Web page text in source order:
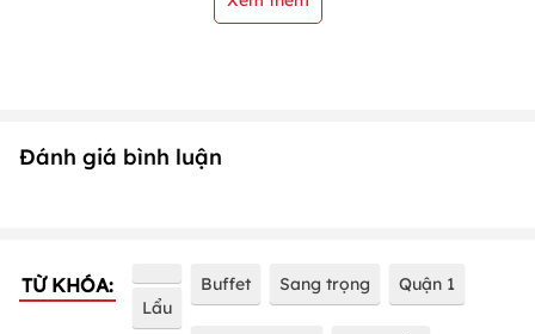
Đánh giá bình luận
TỪ KHÓA:
Lẩu
Buffet Sang trọng Quận 1